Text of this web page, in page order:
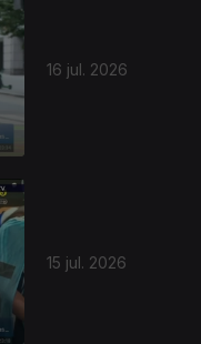
16 jul. 2026
15 jul. 2026